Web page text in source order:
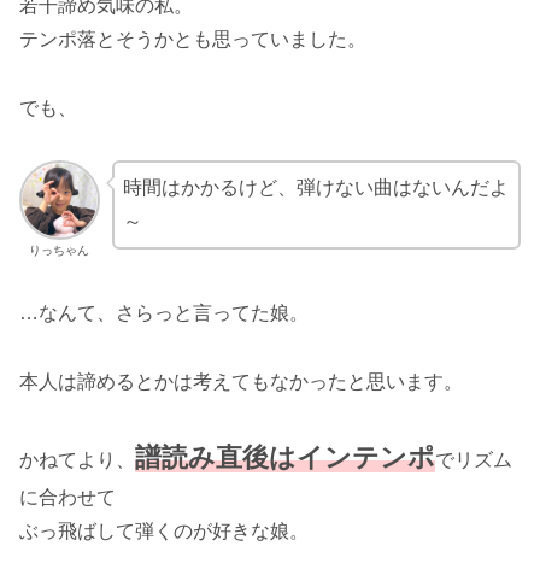
若干諦め気味の私。
テンポ落とそうかとも思っていました。
でも、
りっちゃん
時間はかかるけど、弾けない曲はないんだよ
～
…なんて、さらっと言ってた娘。
本人は諦めるとかは考えてもなかったと思います。
かねてより、 譜読み直後はインテンポでリズム
に合わせて
ぶっ飛ばして弾くのが好きな娘。